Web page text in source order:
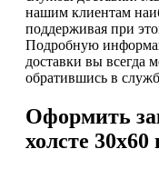
нашим клиентам
поддерживая при
Подробную
доставки вы всегда
обратившись в
Оформить
холсте